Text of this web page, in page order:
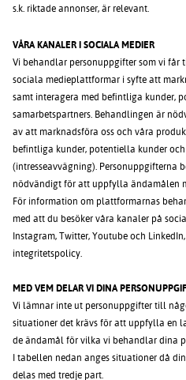
s.k. riktade annonser, är relevant.
VÅRA KANALER I SOCIALA MEDIER
Vi behandlar personuppgifter som vi
sociala medieplattformar i syfte att
samt interagera med befintliga kunder,
samarbetspartners. Behandlingen är
av att marknadsföra oss och våra
befintliga kunder, potentiella kunder
(intresseavvägning). Personuppgifterna
nödvändigt för att uppfylla ändamålen
För information om plattformarnas
med att du besöker våra kanaler på
Instagram, Twitter, Youtube och
integritetspolicy.
MED VEM DELAR VI DINA
Vi lämnar inte ut personuppgifter till
situationer det krävs för att uppfylla en
de ändamål för vilka vi behandlar dina
I tabellen nedan anges situationer då
delas med tredje part.